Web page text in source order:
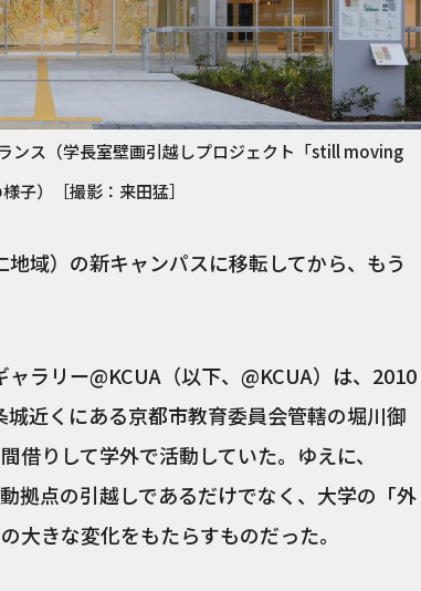
ンス（学長室壁画引越しプロジェクト「still moving
子）［撮影：来田猛］
域）の新キャンパスに移転してから、もう
ラリー@KCUA（以下、@KCUA）は、2010
近くにある京都市教育委員会管轄の堀川御
りして学外で活動していた。ゆえに、
拠点の引越しであるだけでなく、大学の「外
大きな変化をもたらすものだった。